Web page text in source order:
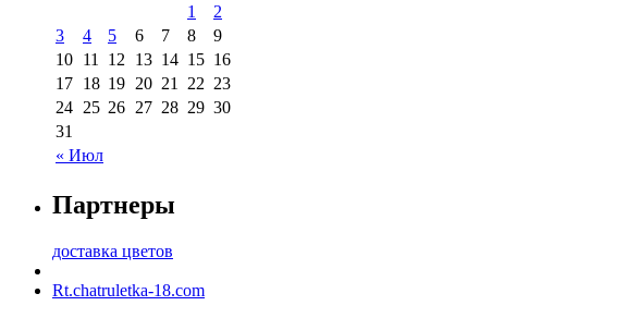
« Июл
1
2
3
4 5 6 7 8
9
10 11 12 13 14 15 16
17 18 19 20 21 22 23
24 25 26 27 28 29 30
31
Партнеры
доставка цветов
Rt.chatruletka-18.com